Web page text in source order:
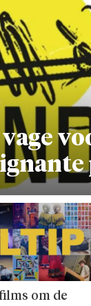
vage
om de